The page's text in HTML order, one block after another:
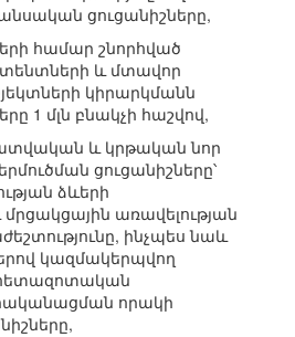
ցուցանիշները,
համար շնորհված
և մտավոր
կիրարկմանն
1 մլն բնակչի հաշվով,
և կրթական նոր
ցուցանիշները՝
ձևերի
առավելության
ինչպես նաև
կազմակերպվող
որակի